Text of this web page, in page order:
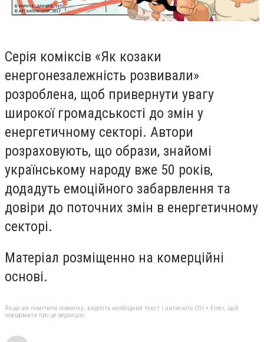
Серія коміксів «Як козаки
енергонезалежніcть розвивали»
розроблена, щоб привернути увагу
широкої громадськості до змін у
енергетичному секторі. Автори
розраховують, що образи, знайомі
українському народу вже 50 років,
додадуть емоційного забарвлення та
довіри до поточних змін в енергетичному
секторі.
Матеріал розміщенно на комерційні
основі.
Якщо ви помітили помилку, виділіть необхідний текст і натисніть Ctrl + Enter, щоб
повідомити про це редакцію